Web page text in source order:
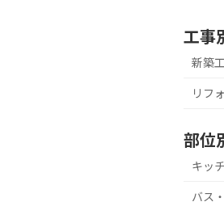
工事
新築
リフ
部位
キッ
バス